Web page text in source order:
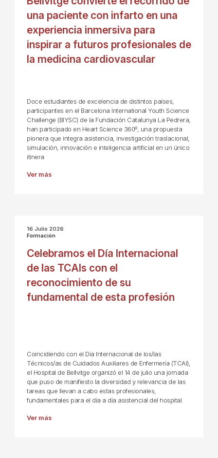
una paciente con infarto en una
experiencia inmersiva para
inspirar a futuros profesionales de
la medicina cardiovascular
Doce estudiantes de excelencia de distintos países,
participantes en el Barcelona International Youth Science
Challenge (BIYSC) de la Fundación Catalunya La Pedrera,
han participado en Heart Science 360º, una propuesta
pionera que integra asistencia, investigación traslacional,
simulación, innovación e inteligencia artificial en un único
itinera
Ver más
16 Julio 2026
Formación
Celebramos el Día Internacional
de las TCAIs con el
reconocimiento de su
fundamental de esta profesión
Coincidiendo con el Día Internacional de los/las
Técnicos/as de Cuidados Auxiliares de Enfermería (TCAI),
el Hospital de Bellvitge organizó el 14 de julio una jornada
que puso de manifiesto la diversidad y relevancia de las
tareas que llevan a cabo estas profesionales,
fundamentales para el día a día asistencial del hospital.
Ver más